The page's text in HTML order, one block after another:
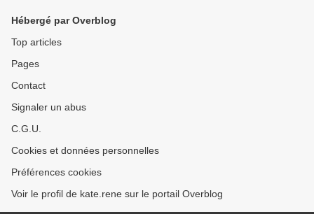
Hébergé par Overblog
Top articles
Pages
Contact
Signaler un abus
C.G.U.
Cookies et données personnelles
Préférences cookies
Voir le profil de kate.rene sur le portail Overblog